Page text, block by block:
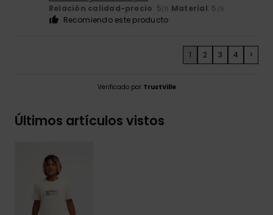
Relación calidad-precio: 5/5 Material: 5 /5
Recomiendo este producto
1 2 3 4 >
Verificado por TrustVille
Últimos artículos vistos